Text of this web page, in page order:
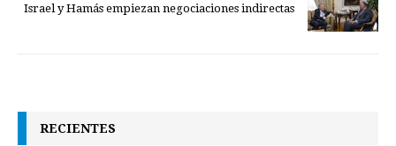
Israel y Hamás empiezan negociaciones indirectas
RECIENTES